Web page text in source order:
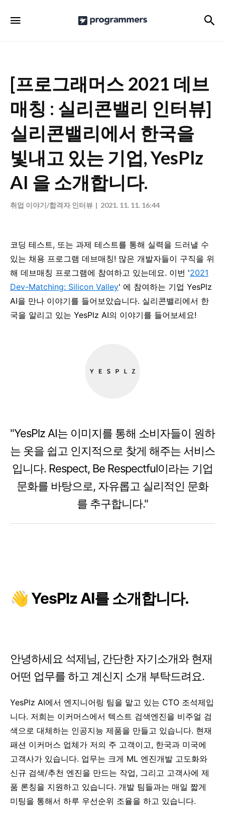
로
머
스
공
식
블
로
그
[프로그래머스 2021 데브
매칭 : 실리콘밸리 인터뷰]
실리콘밸리에서 한국을
빛내고 있는 기업, YesPlz
AI 을 소개합니다.
취업 이야기/합격자 인터뷰 2021. 11. 11. 16:44
코딩 테스트, 또는 과제 테스트를 통해 실력을 드러낼 수
있는 채용 프로그램 데브매칭! 많은 개발자들이 구직을 위
해 데브매칭 프로그램에 참여하고 있는데요. 이번 '2021
Dev-Matching: Silicon Valley' 에 참여하는 기업 YesPlz
AI을 만나 이야기를 들어보았습니다. 실리콘밸리에서 한
국을 알리고 있는 YesPlz AI의 이야기를 들어보세요!
"YesPlz AI는 이미지를 통해 소비자들이 원하
는 옷을 쉽고 인지적으로 찾게 해주는 서비스
입니다. Respect, Be Respectful이라는 기업
문화를 바탕으로, 자유롭고 실리적인 문화
를 추구합니다."
👋 YesPlz AI를 소개합니다.
안녕하세요 석제님, 간단한 자기소개와 현재
어떤 업무를 하고 계신지 소개 부탁드려요.
YesPlz AI에서 엔지니어링 팀을 맡고 있는 CTO 조석제입
니다. 저희는 이커머스에서 텍스트 검색엔진을 비주얼 검
색으로 대체하는 인공지능 제품을 만들고 있습니다. 현재
패션 이커머스 업체가 저의 주 고객이고, 한국과 미국에
고객사가 있습니다. 업무는 크게 ML 엔진개발 고도화와
신규 검색/추천 엔진을 만드는 작업, 그리고 고객사에 제
품 론칭을 지원하고 있습니다. 개발 팀들과는 매일 짧게
미팅을 통해서 하루 우선순위 조율을 하고 있습니다.